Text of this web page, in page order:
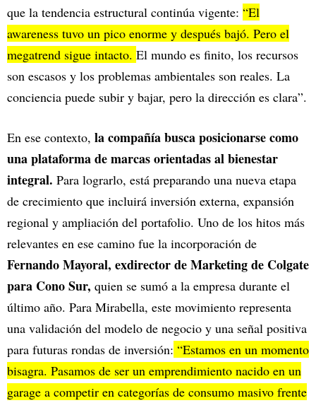
que la tendencia estructural continúa vigente: “El
awareness tuvo un pico enorme y después bajó. Pero el
megatrend sigue intacto. El mundo es finito, los recursos
son escasos y los problemas ambientales son reales. La
conciencia puede subir y bajar, pero la dirección es clara”.
En ese contexto, la compañía busca posicionarse como
una plataforma de marcas orientadas al bienestar
integral. Para lograrlo, está preparando una nueva etapa
de crecimiento que incluirá inversión externa, expansión
regional y ampliación del portafolio. Uno de los hitos más
relevantes en ese camino fue la incorporación de
Fernando Mayoral, exdirector de Marketing de Colgate
para Cono Sur, quien se sumó a la empresa durante el
último año. Para Mirabella, este movimiento representa
una validación del modelo de negocio y una señal positiva
para futuras rondas de inversión: “Estamos en un momento
bisagra. Pasamos de ser un emprendimiento nacido en un
garage a competir en categorías de consumo masivo frente